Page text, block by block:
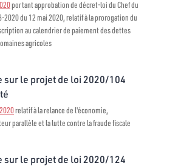
portant approbation de décret-loi du Chef du
2020 du 12 mai 2020, relatif à la prorogation du
au calendrier de paiement des dettes
agricoles
sur le projet de loi 2020/104
relatif à la relance de l'économie,
parallèle et la lutte contre la fraude fiscale
sur le projet de loi 2020/124